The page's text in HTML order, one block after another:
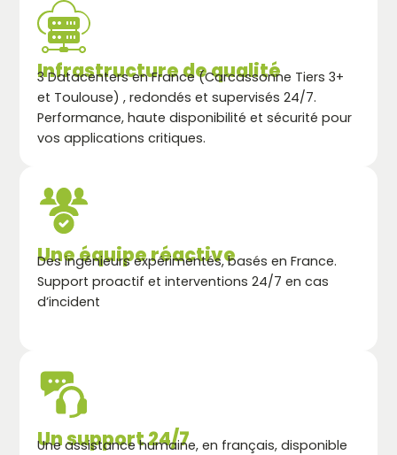
Infrastructure de qualité
3 Datacenters en France (Carcassonne Tiers 3+
et Toulouse) , redondés et supervisés 24/7.
Performance, haute disponibilité et sécurité pour
vos applications critiques.
Une équipe réactive
Des ingénieurs expérimentés, basés en France.
Support proactif et interventions 24/7 en cas
d’incident
Un support 24/7
Une assistance humaine, en français, disponible